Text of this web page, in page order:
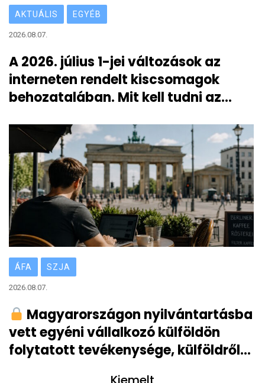
AKTUÁLIS EGYÉB
2026.08.07.
A 2026. július 1-jei változások az
interneten rendelt kiscsomagok
behozatalában. Mit kell tudni az
ÁFA SZJA
2026.08.07.
Magyarországon nyilvántartásba
vett egyéni vállalkozó külföldön
folytatott tevékenysége, külföldről